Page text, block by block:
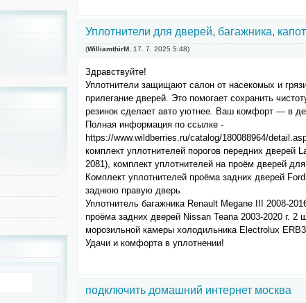
Уплотнители для дверей, багажника,
(WilliamthirM 17. 7. 2025 5:48)
Здравствуйте!
Уплотнители защищают салон от насекомых и
прилегание дверей. Это помогает сохранить
резинок сделает авто уютнее. Ваш комфорт — в
Полная информация по ссылке -
https://www.wildberries.ru/catalog/180088964/
комплект уплотнителей порогов передних дверей
2081), комплект уплотнителей на проём дверей
Комплект уплотнителей проёма задних дверей
заднюю правую дверь
Уплотнитель багажника Renault Megane III 2008-
проёма задних дверей Nissan Teana 2003-2020 г. 2
морозильной камеры холодильника Electrolux
Удачи и комфорта в уплотнении!
подключить домашний интернет москва